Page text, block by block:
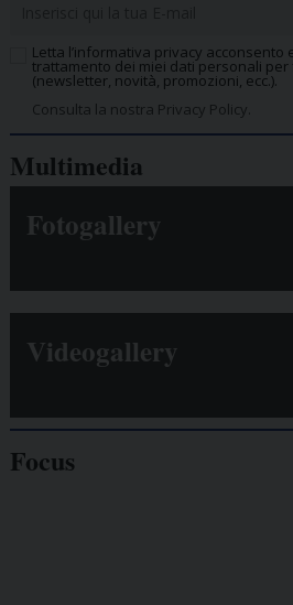
Letta l’informativa privacy acconsento
trattamento dei miei dati personali
(newsletter, novità, promozioni, ecc.).
Consulta la nostra Privacy Policy.
Multimedia
Fotogallery
Videogallery
Focus